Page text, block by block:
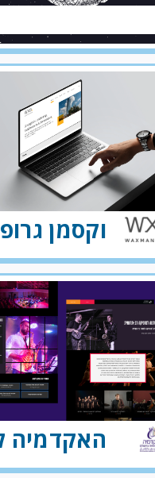
וקסמן גרופ